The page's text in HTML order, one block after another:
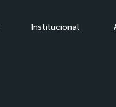
Institucional